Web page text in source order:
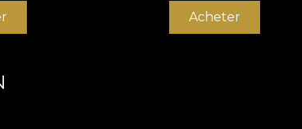
Acheter